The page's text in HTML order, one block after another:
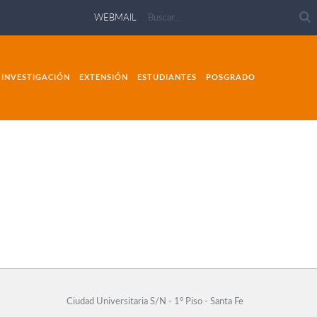
WEBMAIL
INVESTIGACIÓN EXTENSIÓN ESTUDIANTES POSGRADO
Ciudad Universitaria S/N - 1° Piso - Santa Fe